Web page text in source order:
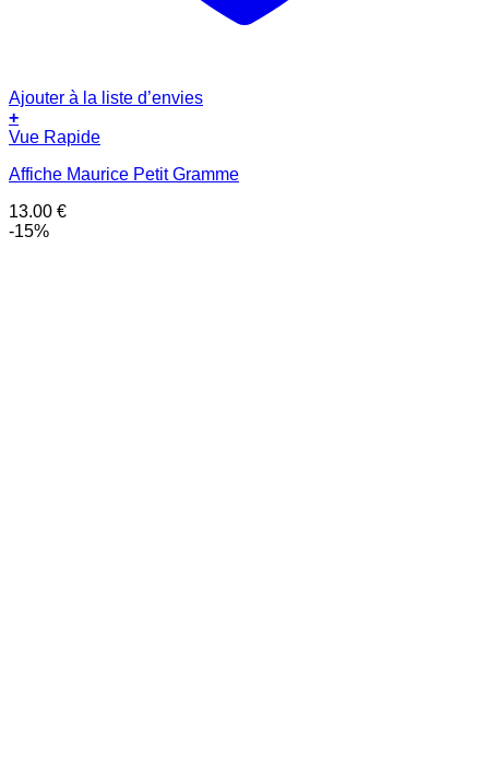
Ajouter à la liste d’envies
+
Vue Rapide
Affiche Maurice Petit Gramme
13.00 €
-15%